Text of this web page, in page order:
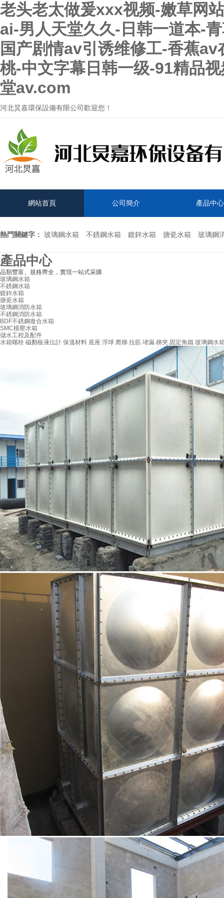
老头老太做爰xxx视频-嫩草网
ai-男人天堂久久-日韩一道本-
国产剧情av引诱维修工-香蕉
桃-中文字幕日韩一级-91精品
堂av.com
河北炅嘉環保設備有限公司歡迎您！
網站首頁 公司簡介 產品中心
熱門關鍵字： 玻璃鋼水箱 不銹鋼水箱 鍍鋅水箱 搪瓷水箱 玻璃鋼
產品中心
品類豐富、規格齊全，實現一站式采購
玻璃鋼水箱
不銹鋼水箱
鍍鋅水箱
搪瓷水箱
玻璃鋼消防水箱
不銹鋼消防水箱
BDF不銹鋼復合水箱
SMC模壓水箱
儲水工程及配件
水箱螺栓 磁翻板液位計 保溫材料 底座 浮球 爬梯 拉筋 堵漏.梯夾.固定角鐵 玻璃鋼水